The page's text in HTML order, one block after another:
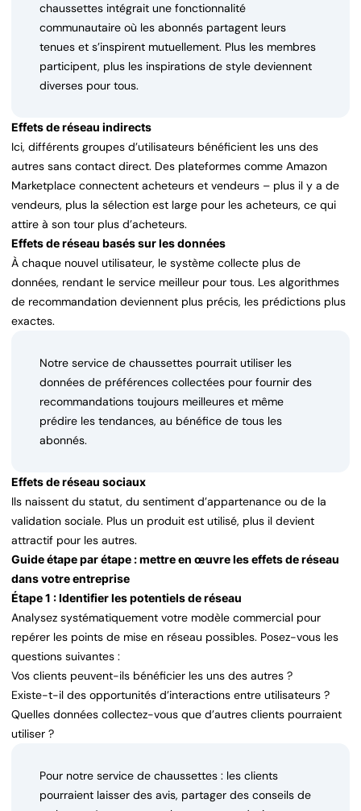
chaussettes intégrait une fonctionnalité
communautaire où les abonnés partagent leurs
tenues et s’inspirent mutuellement. Plus les membres
participent, plus les inspirations de style deviennent
diverses pour tous.
Effets de réseau indirects
Ici, différents groupes d’utilisateurs bénéficient les uns des
autres sans contact direct. Des plateformes comme Amazon
Marketplace connectent acheteurs et vendeurs – plus il y a de
vendeurs, plus la sélection est large pour les acheteurs, ce qui
attire à son tour plus d’acheteurs.
Effets de réseau basés sur les données
À chaque nouvel utilisateur, le système collecte plus de
données, rendant le service meilleur pour tous. Les algorithmes
de recommandation deviennent plus précis, les prédictions plus
exactes.
Notre service de chaussettes pourrait utiliser les
données de préférences collectées pour fournir des
recommandations toujours meilleures et même
prédire les tendances, au bénéfice de tous les
abonnés.
Effets de réseau sociaux
Ils naissent du statut, du sentiment d’appartenance ou de la
validation sociale. Plus un produit est utilisé, plus il devient
attractif pour les autres.
Guide étape par étape : mettre en œuvre les effets de réseau
dans votre entreprise
Étape 1 : Identifier les potentiels de réseau
Analysez systématiquement votre modèle commercial pour
repérer les points de mise en réseau possibles. Posez-vous les
questions suivantes :
Vos clients peuvent-ils bénéficier les uns des autres ?
Existe-t-il des opportunités d’interactions entre utilisateurs ?
Quelles données collectez-vous que d’autres clients pourraient
utiliser ?
Pour notre service de chaussettes : les clients
pourraient laisser des avis, partager des conseils de